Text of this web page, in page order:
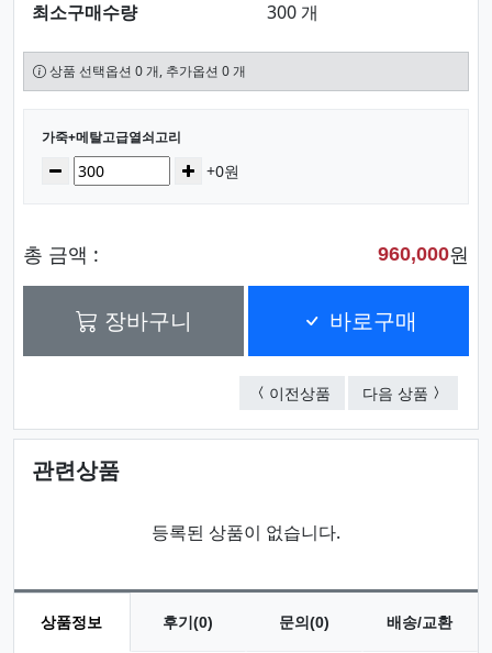
최소구매수량
300 개
상품 선택옵션 0 개, 추가옵션 0 개
선택된 옵션
가죽+메탈고급열쇠고리
수량감소 증가+0원
총 금액 : 960,000원
장바구니 바로구매
이전상품 가죽 메탈 직사각 열쇠
다음 상품 가죽고
관련상품
등록된 상품이 없습니다.
상품정보 후기(0) 문의(0) 배송/교환